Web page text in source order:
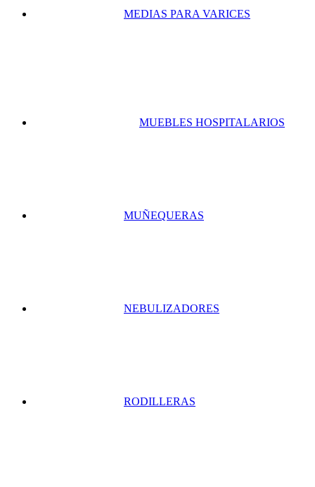
MEDIAS PARA VARICES
MUEBLES HOSPITALARIOS
MUÑEQUERAS
NEBULIZADORES
RODILLERAS